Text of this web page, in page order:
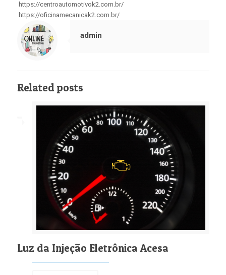
https://centroautomotivok2.com.br/
https://oficinamecanicak2.com.br/
admin
Related posts
Luz da Injeção Eletrônica Acesa